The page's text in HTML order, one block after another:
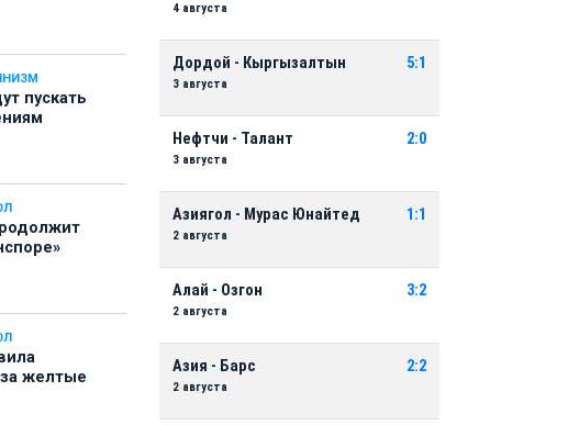
пускать
желтые
4 августа
Дордой - Кыргызалтын
3 августа
5:1
Нефтчи - Талант
3 августа
2:0
Азиягол - Мурас Юнайтед
2 августа
1:1
Алай - Озгон
2 августа
3:2
Азия - Барс
2 августа
2:2